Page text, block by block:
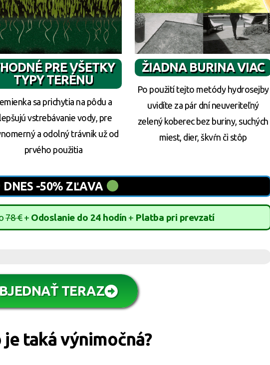
PRE VŠETKY
TYPY TERÉNU
sa prichytia na pôdu a
vstrebávanie vody, pre
a odolný trávnik už od
prvého použitia
ŽIADNA BURINA VIAC
Po použití tejto metódy hydrosejby
uvidíte za pár dní neuveriteľný
zelený koberec bez buriny, suchých
miest, dier, škvŕn či stôp
DNES -50% ZĽAVA
78 €+ Odoslanie do 24 hodín + Platba pri prevzatí
TERAZ
je taká výnimočná?